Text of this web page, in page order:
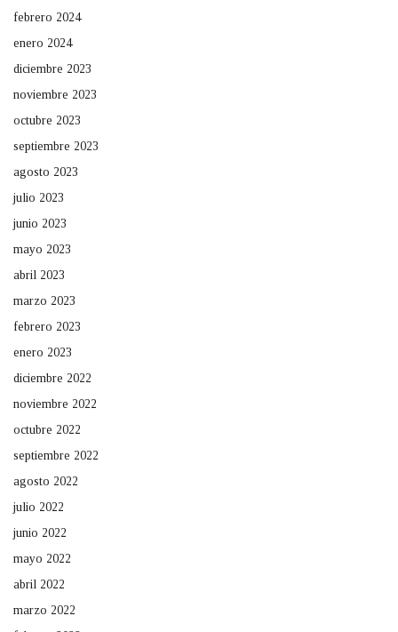
febrero 2024
enero 2024
diciembre 2023
noviembre 2023
octubre 2023
septiembre 2023
agosto 2023
julio 2023
junio 2023
mayo 2023
abril 2023
marzo 2023
febrero 2023
enero 2023
diciembre 2022
noviembre 2022
octubre 2022
septiembre 2022
agosto 2022
julio 2022
junio 2022
mayo 2022
abril 2022
marzo 2022